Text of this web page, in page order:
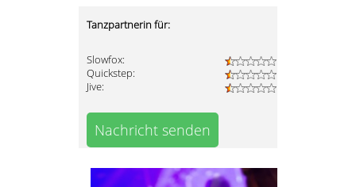
Tanzpartnerin für:
Slowfox:
Quickstep:
Jive:
Nachricht senden